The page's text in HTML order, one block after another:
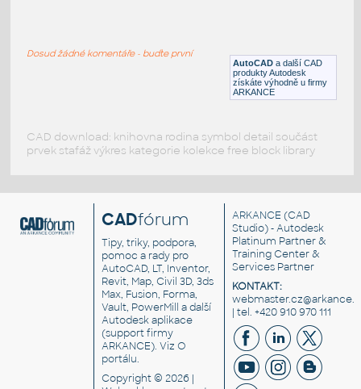
RFA Počítače
AutoCAD a další CAD
produkty Autodesk
získáte výhodně u firmy
ARKANCE
Dosud žádné komentáře - buďte první
CAD download: knihovna rodina symbol detail součást
prvek stafáž výkres kategorie kolekce free block library
CADfórum
Tipy, triky, podpora,
pomoc a rady pro
AutoCAD, LT, Inventor,
Revit, Map, Civil 3D, 3ds
Max, Fusion, Forma,
Vault, PowerMill a další
Autodesk aplikace
(support firmy
ARKANCE). VizO
portálu.
Copyright © 2026 |
ARKANCE (CAD
Studio) - Autodesk
Platinum Partner &
Training Center &
Services Partner
KONTAKT:
| tel. +420 910 970 111